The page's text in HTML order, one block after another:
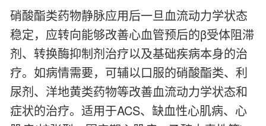
硝酸酯类药物静脉应用后一旦血流动力学状态
稳定，应转向能够改善心血管预后的β受体阻滞
剂、转换酶抑制剂治疗以及基础疾病本身的治
疗。如病情需要，可辅以口服的硝酸酯类、利
尿剂、洋地黄类药物等改善血流动力学状态和
症状的治疗。适用于ACS、缺血性心肌病、心